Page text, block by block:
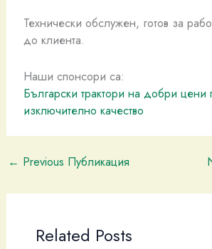
Технически обслужен, готов за
до клиента.
Наши спонсори са:
Български трактори на добри цени
изключително качество
← Previous Публикация
Related Posts